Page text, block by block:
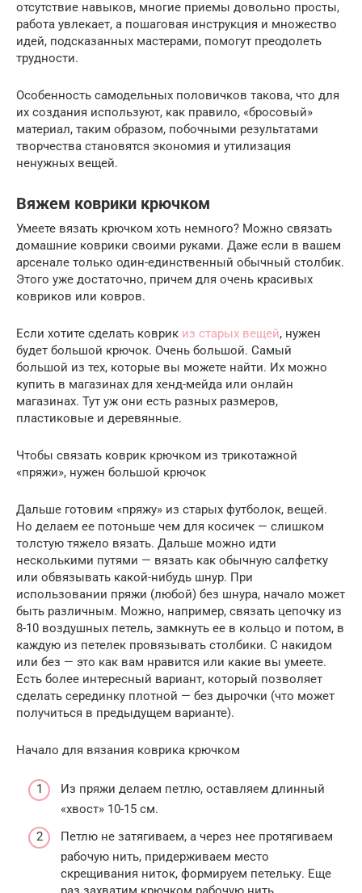
отсутствие навыков, многие приемы довольно просты,
работа увлекает, а пошаговая инструкция и множество
идей, подсказанных мастерами, помогут преодолеть
трудности.
Особенность самодельных половичков такова, что для
их создания используют, как правило, «бросовый»
материал, таким образом, побочными результатами
творчества становятся экономия и утилизация
ненужных вещей.
Вяжем коврики крючком
Умеете вязать крючком хоть немного? Можно связать
домашние коврики своими руками. Даже если в вашем
арсенале только один-единственный обычный столбик.
Этого уже достаточно, причем для очень красивых
ковриков или ковров.
Если хотите сделать коврик из старых вещей, нужен
будет большой крючок. Очень большой. Самый
большой из тех, которые вы можете найти. Их можно
купить в магазинах для хенд-мейда или онлайн
магазинах. Тут уж они есть разных размеров,
пластиковые и деревянные.
Чтобы связать коврик крючком из трикотажной
«пряжи», нужен большой крючок
Дальше готовим «пряжу» из старых футболок, вещей.
Но делаем ее потоньше чем для косичек — слишком
толстую тяжело вязать. Дальше можно идти
несколькими путями — вязать как обычную салфетку
или обвязывать какой-нибудь шнур. При
использовании пряжи (любой) без шнура, начало может
быть различным. Можно, например, связать цепочку из
8-10 воздушных петель, замкнуть ее в кольцо и потом, в
каждую из петелек провязывать столбики. С накидом
или без — это как вам нравится или какие вы умеете.
Есть более интересный вариант, который позволяет
сделать серединку плотной — без дырочки (что может
получиться в предыдущем варианте).
Начало для вязания коврика крючком
Из пряжи делаем петлю, оставляем длинный
«хвост» 10-15 см.
Петлю не затягиваем, а через нее протягиваем
рабочую нить, придерживаем место
скрещивания ниток, формируем петельку. Еще